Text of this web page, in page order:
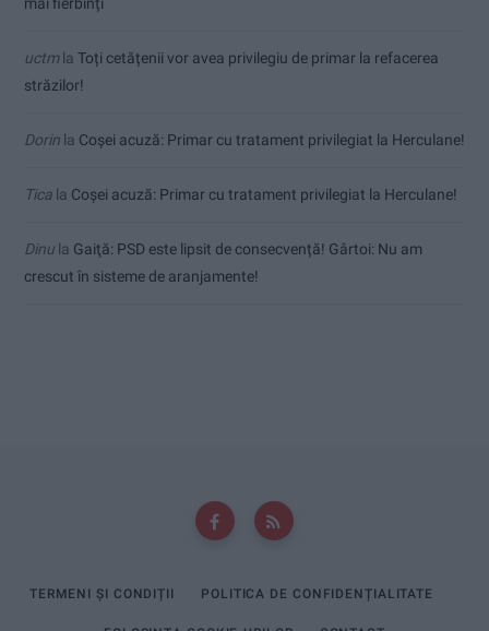
uctmla Toți cetățenii vor avea privilegiu de primar la refacerea
străzilor!
Dorin la Coșei acuză: Primar cu tratament privilegiat la Herculane!
Tica la Coșei acuză: Primar cu tratament privilegiat la Herculane!
Dinu la Gaiţă: PSD este lipsit de consecvență! Gârtoi: Nu am
crescut în sisteme de aranjamente!
TERMENI ȘI CONDIȚII POLITICA DE CONFIDENȚIALITATE